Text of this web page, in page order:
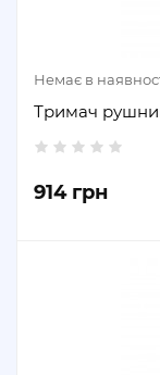
Немає в
Тримач
914 грн